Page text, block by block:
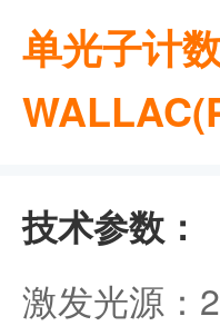
单光子计
技术参数：
激发光源：